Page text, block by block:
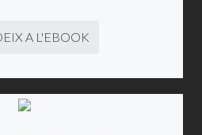
A L'EBOOK